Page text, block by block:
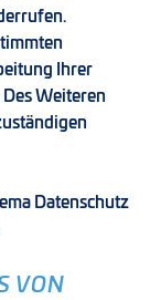
Ihrer
Weiteren
Datenschutz
VON